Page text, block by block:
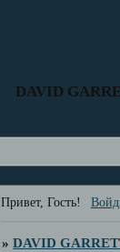
DAVID
Привет, Гость!
»DAVID